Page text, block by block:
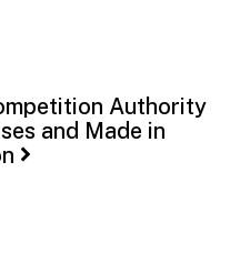
Authority
and Made in